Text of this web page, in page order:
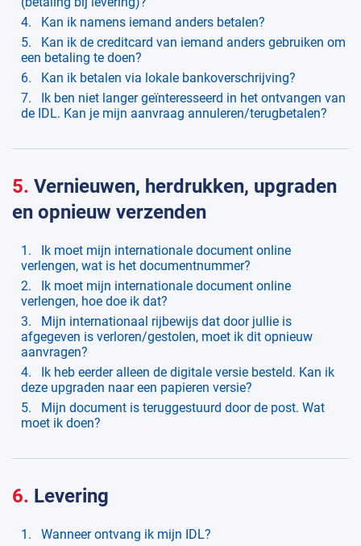
Kan ik namens iemand anders betalen?
Kan ik de creditcard van iemand anders gebruiken om
een betaling te doen?
Kan ik betalen via lokale bankoverschrijving?
Ik ben niet langer geïnteresseerd in het ontvangen van
de IDL. Kan je mijn aanvraag annuleren/terugbetalen?
5. Vernieuwen, herdrukken, upgraden
en opnieuw verzenden
Ik moet mijn internationale document online
verlengen, wat is het documentnummer?
Ik moet mijn internationale document online
verlengen, hoe doe ik dat?
Mijn internationaal rijbewijs dat door jullie is
afgegeven is verloren/gestolen, moet ik dit opnieuw
aanvragen?
Ik heb eerder alleen de digitale versie besteld. Kan ik
deze upgraden naar een papieren versie?
Mijn document is teruggestuurd door de post. Wat
moet ik doen?
6. Levering
Wanneer ontvang ik mijn IDL?